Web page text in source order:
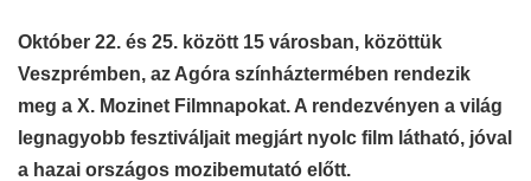
Október 22. és 25. között 15 városban, közöttük
Veszprémben, az Agóra színháztermében rendezik
meg a X. Mozinet Filmnapokat. A rendezvényen a világ
legnagyobb fesztiváljait megjárt nyolc film látható, jóval
a hazai országos mozibemutató előtt.